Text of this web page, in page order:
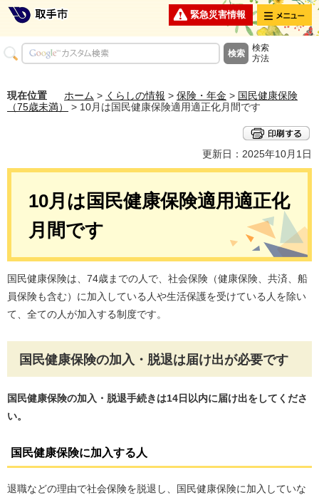
緊急災害情報 メニュー
検索
方法
現在位置 ホーム > くらしの情報 > 保険・年金 > 国民健康保険
（75歳未満）
> 10月は国民健康保険適用適正化月間です
更新日：2025年10月1日
10月は国民健康保険適用適正化
月間です
国民健康保険は、74歳までの人で、社会保険（健康保険、共済、船
員保険も含む）に加入している人や生活保護を受けている人を除い
て、全ての人が加入する制度です。
国民健康保険の加入・脱退は届け出が必要です
国民健康保険の加入・脱退手続きは14日以内に届け出をしてくださ
い。
国民健康保険に加入する人
退職などの理由で社会保険を脱退し、国民健康保険に加入していな